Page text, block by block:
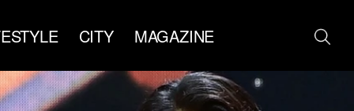
CITY MAGAZINE